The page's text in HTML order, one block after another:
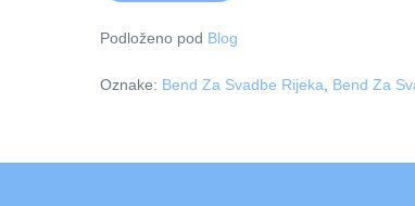
Rijeka
Podloženo pod Blog
Oznake: Bend Za Svadbe Rijeka Bend Za